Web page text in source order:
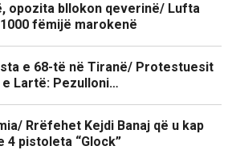
opozita bllokon qeverinë/ Lufta
fëmijë marokenë
e 68-të në Tiranë/ Protestuesit
Lartë: Pezulloni…
Rrëfehet Kejdi Banaj që u kap
pistoleta “Glock”